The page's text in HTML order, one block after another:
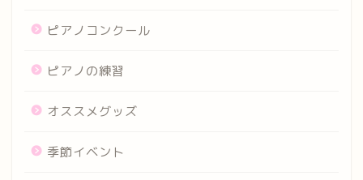
ピアノコンクール
ピアノの練習
オススメグッズ
季節イベント